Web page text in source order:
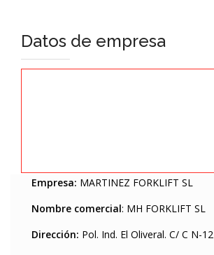
Datos de empresa
Empresa: MARTINEZ FORKLIFT SL
Nombre comercial: MH FORKLIFT SL
Dirección: Pol. Ind. El Oliveral. C/ C N-12